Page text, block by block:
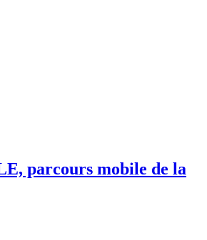
parcours mobile de la